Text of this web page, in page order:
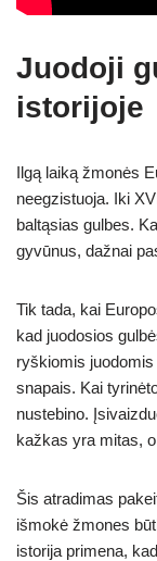
Juodoji
istorijoje
Ilgą laiką žmonės
neegzistuoja. Iki
baltąsias gulbes.
gyvūnus, dažnai
Tik tada, kai
kad juodosios
ryškiomis
snapais. Kai
nustebino.
kažkas yra mitas,
Šis atradimas
išmokė žmones
istorija primena,